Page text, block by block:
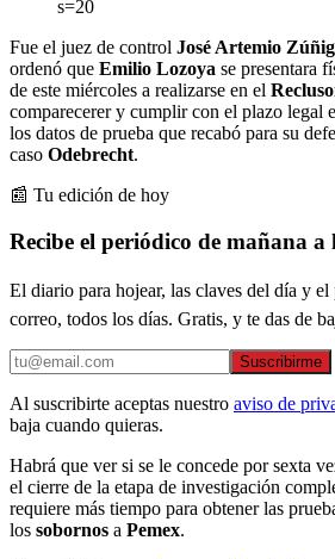
s=20
Fue el juez de control José Artemio
ordenó que Emilio Lozoya se presentara
de este miércoles a realizarse en el
comparecerer y cumplir con el plazo legal
los datos de prueba que recabó para su
caso Odebrecht.
📰 Tu edición de hoy
Recibe el periódico de mañana a
El diario para hojear, las claves del día y
correo, todos los días. Gratis, y te das de
Suscribirme
Al suscribirte aceptas nuestro aviso de
baja cuando quieras.
Habrá que ver si se le concede por sexta
el cierre de la etapa de investigación
requiere más tiempo para obtener las
los sobornos a Pemex.